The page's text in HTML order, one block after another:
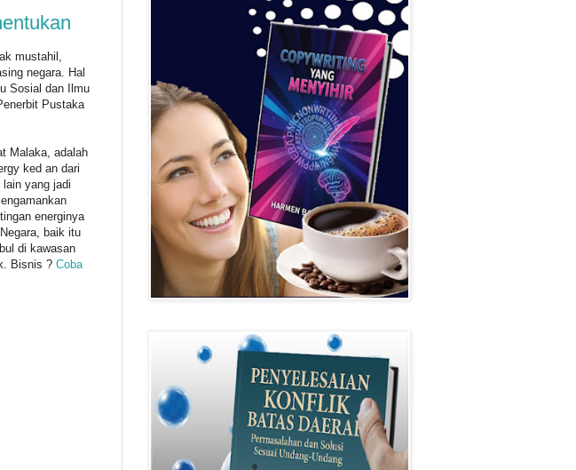
mustahil,
negara. Hal
Sosial dan Ilmu
Pustaka
Malaka, adalah
ked an dari
yang jadi
energinya
baik itu
di kawasan
Bisnis ? Coba